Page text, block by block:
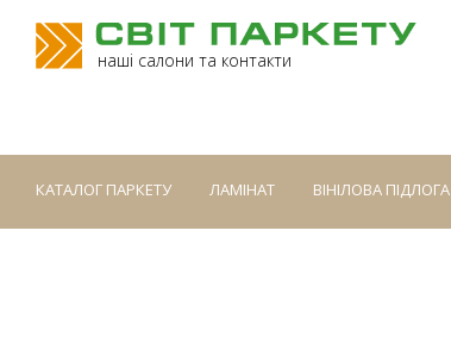
наші салони та контакти
КАТАЛОГ ПАРКЕТУ ЛАМІНАТ ВІНІЛОВА ПІДЛОГА